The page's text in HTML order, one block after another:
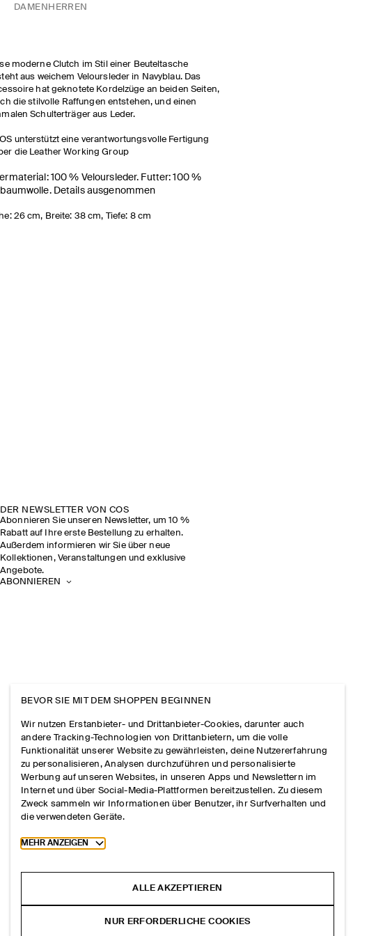
DAMEN HERREN
moderne Clutch im Stil einer Beuteltasche
aus weichem Veloursleder in Navyblau. Das
hat geknotete Kordelzüge an beiden Seiten,
die stilvolle Raffungen entstehen, und einen
Schulterträger aus Leder.
unterstützt eine verantwortungsvolle Fertigung
die Leather Working Group
100 % Veloursleder. Futter: 100 %
Details ausgenommen
26 cm, Breite: 38 cm, Tiefe: 8 cm
DER NEWSLETTER VON COS
Abonnieren Sie unseren Newsletter, um 10 %
Rabatt auf Ihre erste Bestellung zu erhalten.
Außerdem informieren wir Sie über neue
Kollektionen, Veranstaltungen und exklusive
Angebote.
ABONNIEREN
BEVOR SIE MIT DEM SHOPPEN BEGINNEN
Wir nutzen Erstanbieter- und Drittanbieter-Cookies, darunter auch
andere Tracking-Technologien von Drittanbietern, um die volle
Funktionalität unserer Website zu gewährleisten, deine Nutzererfahrung
zu personalisieren, Analysen durchzuführen und personalisierte
Werbung auf unseren Websites, in unseren Apps und Newslettern im
Internet und über Social-Media-Plattformen bereitzustellen. Zu diesem
Zweck sammeln wir Informationen über Benutzer, ihr Surfverhalten und
die verwendeten Geräte.
Toggle more cookie information
MEHR ANZEIGEN
ALLE AKZEPTIEREN
NUR ERFORDERLICHE COOKIES